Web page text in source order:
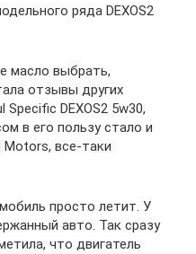
ряда DEXOS2
масло выбрать,
отзывы других
DEXOS2 5w30,
в его пользу стало и
Motors, все-таки
просто летит. У
авто. Так сразу
что двигатель